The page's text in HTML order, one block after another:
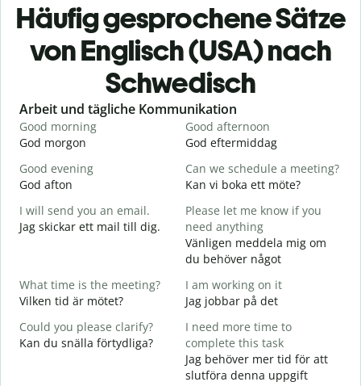
Häufig gesprochene Sätze
von Englisch (USA) nach
Schwedisch
Slide 1 of 6
Arbeit und tägliche Kommunikation
Good morning
God morgon
Good afternoon
God eftermiddag
Good evening
God afton
Can we schedule a meeting?
Kan vi boka ett möte?
I will send you an email.
Jag skickar ett mail till dig.
Please let me know if you
need anything
Vänligen meddela mig om
du behöver något
What time is the meeting?
Vilken tid är mötet?
I am working on it
Jag jobbar på det
Could you please clarify?
Kan du snälla förtydliga?
I need more time to
complete this task
Jag behöver mer tid för att
slutföra denna uppgift